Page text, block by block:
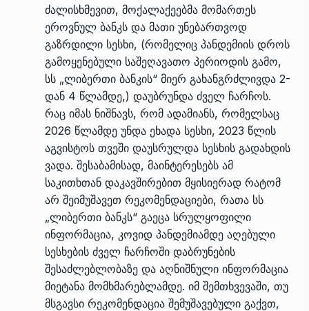
ძალისხმევით, მოქალაქეებმა მომართეს
ეროვნულ ბანკს და მათი უნებართვოდ
გაზრდილი სესხი, (რომელიც პანდემიის დროს
გამოყენებული საშეღავათო პერიოდის გამო,
სს „ლიბერთი ბანკის“ მიერ გახანგრძლივდა 2-
დან 4 წლამდე,) დაუბრუნდა ძველ ჩარჩოს.
რაც იმას ნიშნავს, რომ ადამიანს, რომელსაც
2026 წლამდე უნდა ეხადა სესხი, 2023 წლის
აგვისტოს თვეში დაუსრულდა სესხის გადახდის
ვადა. შესაბამისად, მაინტერესებს ამ
საკითხთან დაკავშირებით მყისიერად რატომ
არ შეიმუშავეთ რეკომენდაციები, რათა სს
„ლიბერთი ბანკს“ გაეცა სრულყოფილი
ინფორმაცია, კოვიდ პანდემიამდე აღებული
სესხების ძველ ჩარჩოში დაბრუნების
შესაძლებლობაზე და აღნიშნული ინფორმაცია
მიეტანა მომხმარებლამდე. იმ შემთხვევაში, თუ
მსგავსი რეკომენდაცია შემუშავებული გაქვთ,